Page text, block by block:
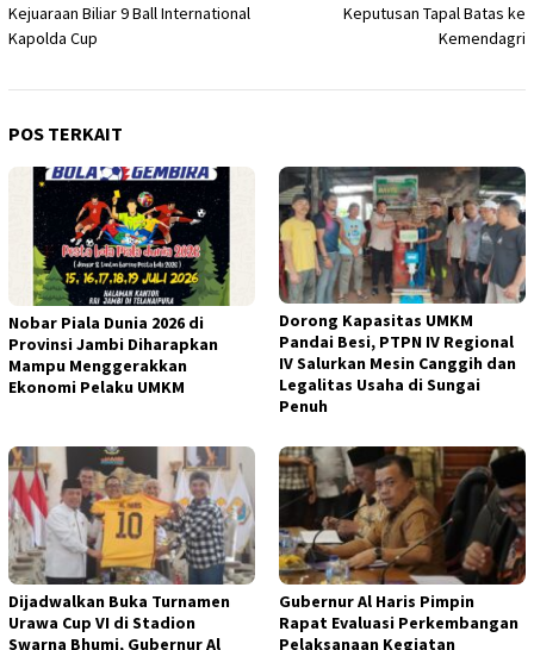
Kejuaraan Biliar 9 Ball International
Kapolda Cup
Keputusan Tapal Batas ke
Kemendagri
POS TERKAIT
Nobar Piala Dunia 2026 di
Provinsi Jambi Diharapkan
Mampu Menggerakkan
Ekonomi Pelaku UMKM
Dorong Kapasitas UMKM
Pandai Besi, PTPN IV Regional
IV Salurkan Mesin Canggih dan
Legalitas Usaha di Sungai
Penuh
Dijadwalkan Buka Turnamen
Urawa Cup VI di Stadion
Swarna Bhumi, Gubernur Al
Gubernur Al Haris Pimpin
Rapat Evaluasi Perkembangan
Pelaksanaan Kegiatan